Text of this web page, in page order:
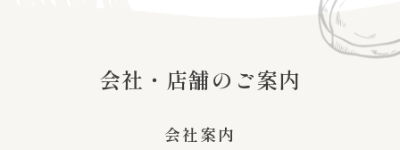
会社・店舗のご案内
会社案内